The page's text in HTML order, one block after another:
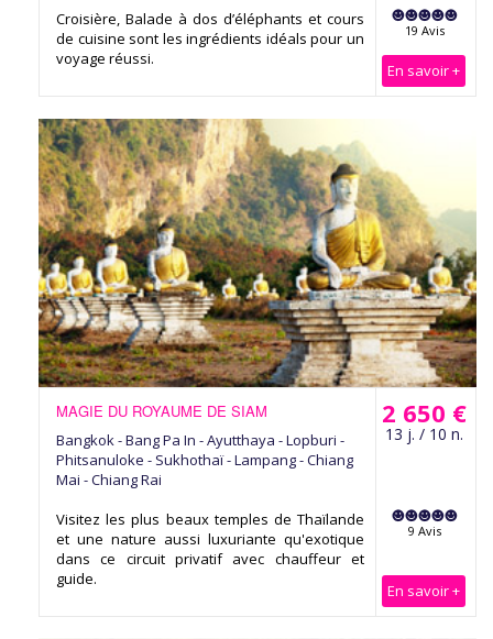
19 Avis
En savoir +
Croisière, Balade à dos d’éléphants et cours
de cuisine sont les ingrédients idéals pour un
voyage réussi.
2 650 €
13 j. / 10 n.
9 Avis
En savoir +
MAGIE DU ROYAUME DE SIAM
Bangkok - Bang Pa In - Ayutthaya - Lopburi -
Phitsanuloke - Sukhothaï - Lampang - Chiang
Mai - Chiang Rai
Visitez les plus beaux temples de Thaïlande
et une nature aussi luxuriante qu'exotique
dans ce circuit privatif avec chauffeur et
guide.